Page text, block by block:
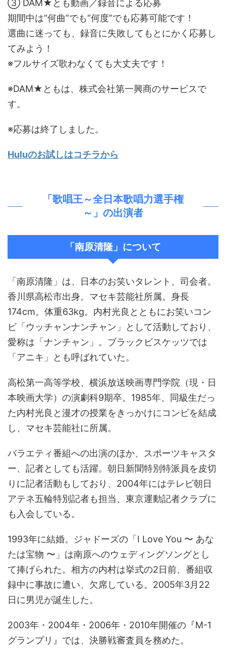
③ DAM★とも動画／録音による応募
期間中は“何曲”でも“何度”でも応募可能です！
選曲に迷っても、録音に失敗してもとにかく応募し
てみよう！
※フルサイズ歌わなくても大丈夫です！
※DAM★ともは、株式会社第一興商のサービスで
す。
※応募は終了しました。
Huluのお試しはコチラから
「歌唱王～全日本歌唱力選手権
～」の出演者
「南原清隆」について
「南原清隆」は、日本のお笑いタレント、司会者。
香川県高松市出身。マセキ芸能社所属。身長
174cm。体重63kg。内村光良とともにお笑いコン
ビ「ウッチャンナンチャン」として活動しており、
愛称は「ナンチャン」。ブラックビスケッツでは
「アニキ」とも呼ばれていた。
高松第一高等学校、横浜放送映画専門学院（現・日
本映画大学）の演劇科9期卒。1985年、同級生だっ
た内村光良と漫才の授業をきっかけにコンビを結成
し、マセキ芸能社に所属。
バラエティ番組への出演のほか、スポーツキャスタ
ー、記者としても活躍。朝日新聞特別特派員を皮切
りに記者活動もしており、2004年にはテレビ朝日
アテネ五輪特別記者も担当、東京運動記者クラブに
も入会している。
1993年に結婚。ジャドーズの「I Love You 〜 あな
たは宝物 〜」は南原へのウェディングソングとし
て捧げられた。相方の内村は挙式の2日前、番組収
録中に事故に遭い、欠席している。2005年3月22
日に男児が誕生した。
2003年・2004年・2006年・2010年開催の『M-1
グランプリ』では、決勝戦審査員を務めた。